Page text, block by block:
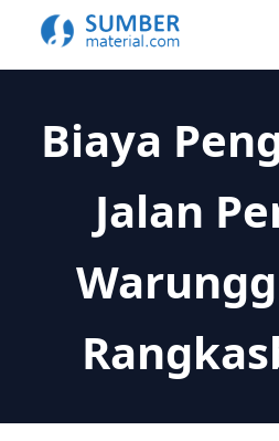
Biaya
Jalan